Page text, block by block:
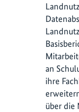
an
ihre
über die